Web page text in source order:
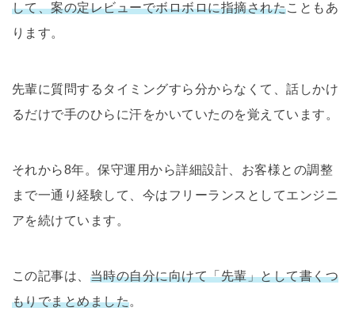
して、案の定レビューでボロボロに指摘されたこともあ
ります。
先輩に質問するタイミングすら分からなくて、話しかけ
るだけで手のひらに汗をかいていたのを覚えています。
それから8年。保守運用から詳細設計、お客様との調整
まで一通り経験して、今はフリーランスとしてエンジニ
アを続けています。
この記事は、 当時の自分に向けて「先輩」として書くつ
もりでまとめました。